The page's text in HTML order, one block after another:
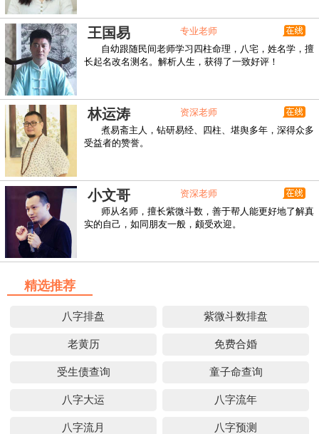
王国易
专业老师
自幼跟随民间老师学习四柱命理，八宅，姓名学，擅
长起名改名测名。解析人生，获得了一致好评！
林运涛
资深老师
煮易斋主人，钻研易经、四柱、堪舆多年，深得众多
受益者的赞誉。
小文哥
资深老师
师从名师，擅长紫微斗数，善于帮人能更好地了解真
实的自己，如同朋友一般，颇受欢迎。
精选推荐
八字排盘 紫微斗数排盘
老黄历 免费合婚
受生债查询 童子命查询
八字大运 八字流年
八字流月 八字预测